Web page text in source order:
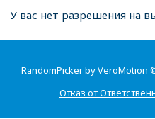
У вас нет разрешения на
RandomPicker by VeroMotion
Отказ от